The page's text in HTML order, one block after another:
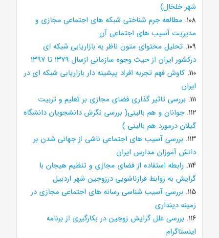
شهر خلخال)
۱۰۸. مطالعه جرم شناختی شبکه های اجتماعی مجازی و
مدیریت آسیب های اجتماعی آن
۱۰۹. تحلیل محتوای متون ناظر به بازاریابی شبکه ای
درکشور ایران از حیث وجوه سازمانی ازسال ۱۳۷۹ تا ۱۳۹۷
۱۱۰. کاوش فهم تجربه افراد پیشینه دار بازاریابی شبکه ای در
ایران
۱۱۱. بررسی تاثیر گذاری فضای مجازی بر تعلیم و تربیت
۱۱۲. جوانان و هم بالینی( بررسی نگرش دانشجویان دانشگاه
گیلان درمورد هم بالینی )
۱۱۳. بررسی آسیب های اجتماعی ناشی از جهانی شدن بر
دانش آموزان مدارس ایران
۱۱۴. رابطه استفاده از فضای مجازی و تنظیم هیجان با
گرایش به روابط فرازناشویی درزوجین شهر اردبیل
۱۱۵. بررسی آسیب شناسی رسانه های اجتماعی مجازی در
زمینه دینداری
۱۱۶. بررسی علل گرایش زوجین در بکارگیری از برنامه
اینستاگرام